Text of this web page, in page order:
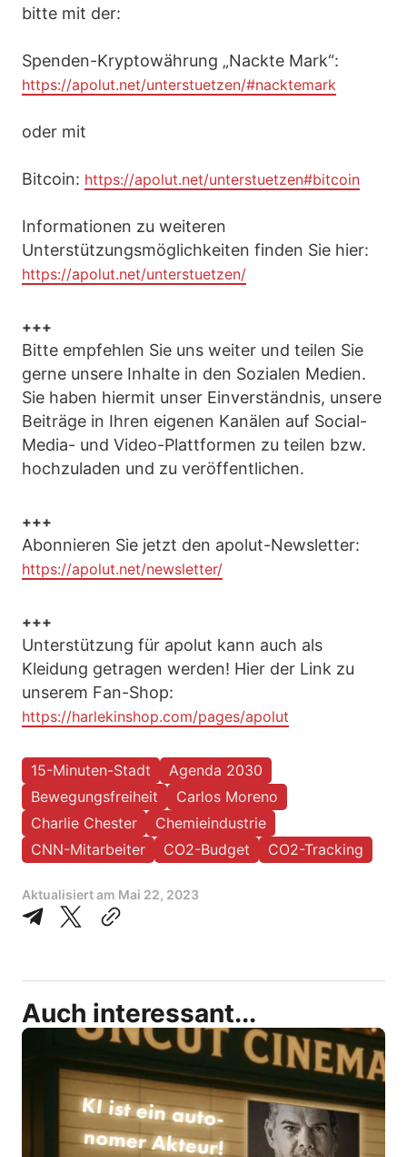
bitte mit der:
Spenden-Kryptowährung „Nackte Mark“:
https://apolut.net/unterstuetzen/#nacktemark
oder mit
Bitcoin: https://apolut.net/unterstuetzen#bitcoin
Informationen zu weiteren
Unterstützungsmöglichkeiten finden Sie hier:
https://apolut.net/unterstuetzen/
+++
Bitte empfehlen Sie uns weiter und teilen Sie
gerne unsere Inhalte in den Sozialen Medien.
Sie haben hiermit unser Einverständnis, unsere
Beiträge in Ihren eigenen Kanälen auf Social-
Media- und Video-Plattformen zu teilen bzw.
hochzuladen und zu veröffentlichen.
+++
Abonnieren Sie jetzt den apolut-Newsletter:
https://apolut.net/newsletter/
+++
Unterstützung für apolut kann auch als
Kleidung getragen werden! Hier der Link zu
unserem Fan-Shop:
https://harlekinshop.com/pages/apolut
15-Minuten-Stadt
Agenda 2030
Bewegungsfreiheit
Carlos Moreno
Charlie Chester
Chemieindustrie
CNN-Mitarbeiter
CO2-Budget CO2-Tracking
Aktualisiert am Mai 22, 2023
Auch interessant...